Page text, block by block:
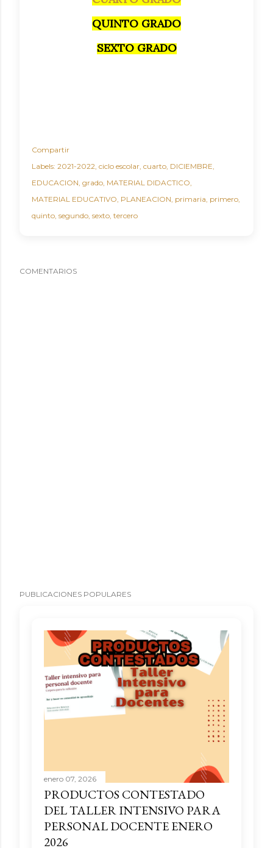
QUINTO GRADO
SEXTO GRADO
Compartir
Labels: 2021-2022 ciclo escolar cuarto DICIEMBRE
EDUCACION grado MATERIAL DIDACTICO
MATERIAL EDUCATIVO PLANEACION primaria primero
quinto segundo sexto tercero
COMENTARIOS
PUBLICACIONES POPULARES
enero 07, 2026
PRODUCTOS CONTESTADO
DEL TALLER INTENSIVO PARA
PERSONAL DOCENTE ENERO
2026